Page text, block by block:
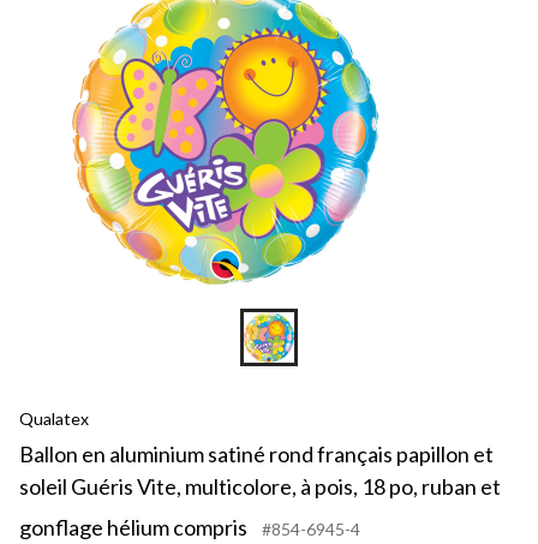
Qualatex
Ballon en aluminium satiné rond français papillon et
soleil Guéris Vite, multicolore, à pois, 18 po, ruban et
gonflage hélium compris
#854-6945-4